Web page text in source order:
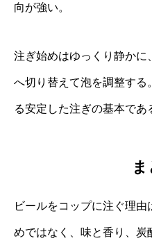
向が強い。
注ぎ始めはゆっくり静かに
へ切り替えて泡を調整する
る安定した注ぎの基本であ
ビールをコップに注ぐ理
めではなく、味と香り、